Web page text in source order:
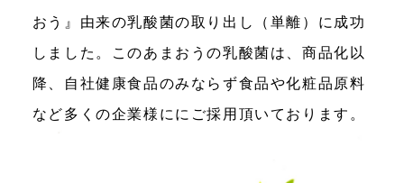
おう』由来の乳酸菌の取り出し（単離）に成功
しました。このあまおうの乳酸菌は、商品化以
降、自社健康食品のみならず食品や化粧品原料
など多くの企業様ににご採用頂いております。